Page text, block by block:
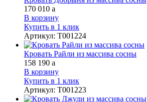
170 010 a
В корзину
Купить в 1 клик
Артикул: Т001224
Кровать Райли из массива сосны
158 190 a
В корзину
Купить в 1 клик
Артикул: Т001223